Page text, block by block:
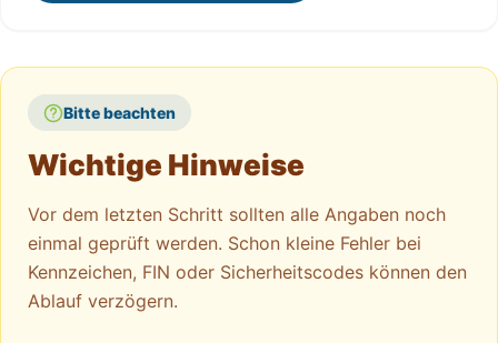
Bitte beachten
Wichtige Hinweise
Vor dem letzten Schritt sollten alle Angaben noch
einmal geprüft werden. Schon kleine Fehler bei
Kennzeichen, FIN oder Sicherheitscodes können den
Ablauf verzögern.